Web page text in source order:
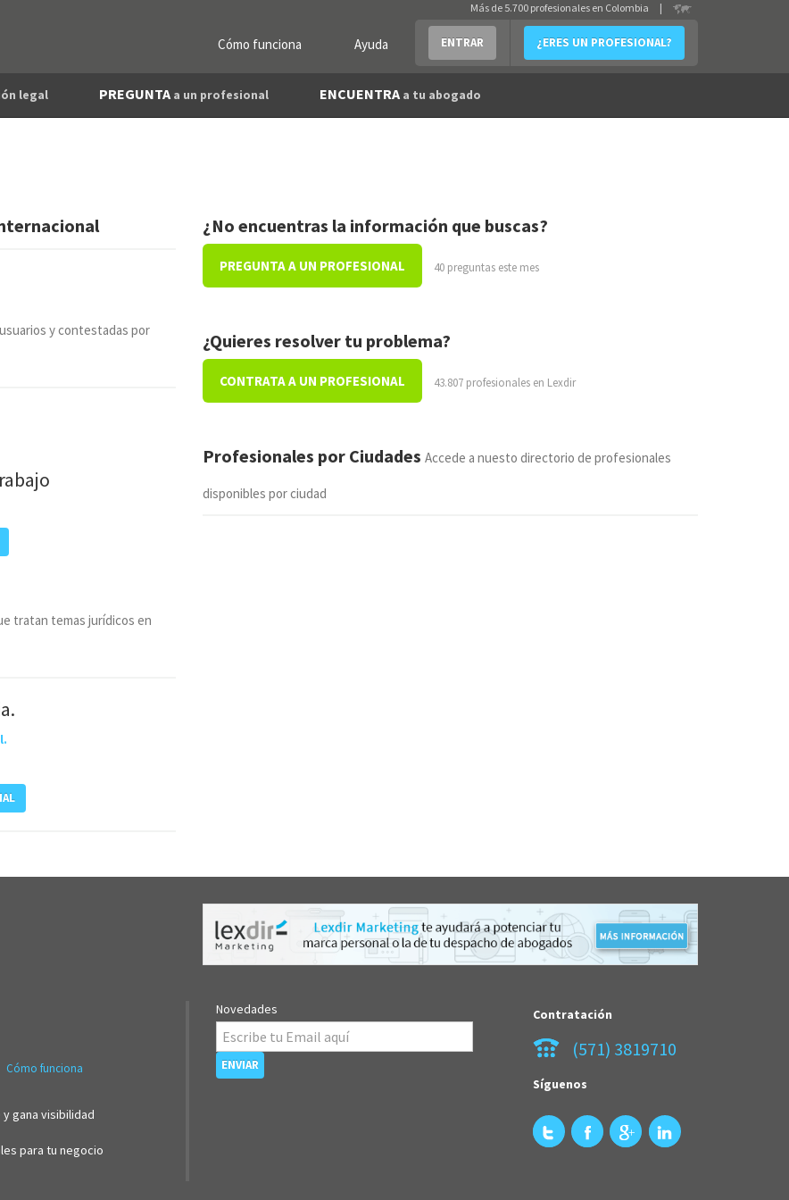
Cómo funciona Ayuda ENTRAR ¿ERES UN PROFESIONAL?
Más de 5.700 profesionales en Colombia |
legal PREGUNTA a un profesional ENCUENTRA a tu abogado
y contestadas por
tratan temas jurídicos en
¿No encuentras la información que buscas?
PREGUNTA A UN PROFESIONAL 40 preguntas este mes
¿Quieres resolver tu problema?
CONTRATA A UN PROFESIONAL 43.807 profesionales en Lexdir
Profesionales por Ciudades Accede a nuesto directorio de profesionales
disponibles por ciudad
Cómo funciona
gana visibilidad
para tu negocio
Novedades Contratación
(571) 3819710
Síguenos